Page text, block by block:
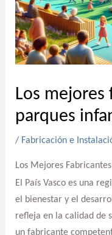
Los mejores
parques
/ Fabricación e
Los Mejores
El País Vasco es una
el bienestar y el
refleja en la calidad de
un fabricante